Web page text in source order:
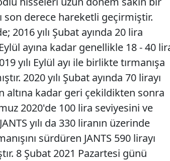
son derece hareketli geçirmiştir.
2016 yılı Şubat ayında 20 lira
ayına kadar genellikle 18 - 40
yılı Eylül ayı ile birlikte tırmanışa
2020 yılı Şubat ayında 70 lirayı
altına kadar geri çekildikten sonra
2020'de 100 lira seviyesini ve
yılı da 330 liranın üzerinde
sürdüren JANTS 590 lirayı
8 Şubat 2021 Pazartesi günü